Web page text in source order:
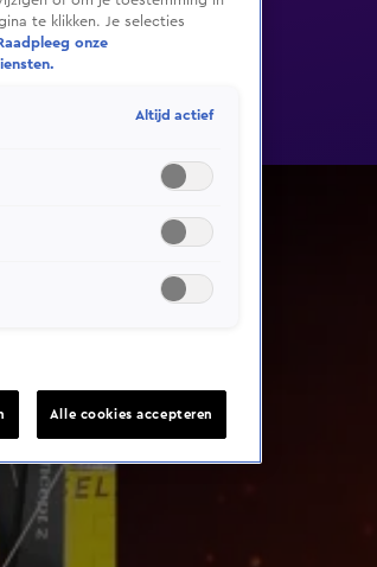
te klikken. Je selecties
onze
Altijd actief
Alle cookies accepteren